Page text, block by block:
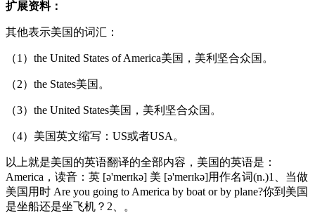
扩展资料：
其他表示美国的词汇：
（1）the United States of America美国，美利坚合众国。
（2）the States美国。
（3）the United States美国，美利坚合众国。
（4）美国英文缩写：US或者USA。
以上就是美国的英语翻译的全部内容，美国的英语是：
America，读音：英 [ə'merɪkə] 美 [ə'merɪkə]用作名词(n.)1、当做
美国用时 Are you going to America by boat or by plane?你到美国
是坐船还是坐飞机？2、。